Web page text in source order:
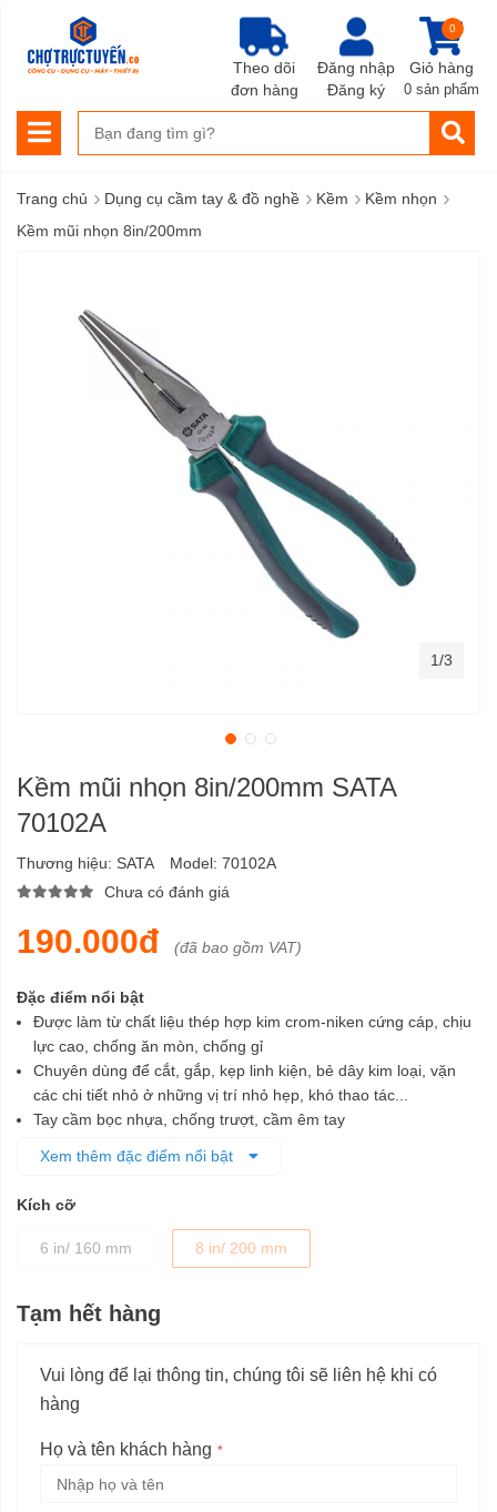
Đăng nhập
Đăng ký
Giỏ hàng
0
0 sản phẩm
Theo dõi
đơn hàng
Trang chủ › Dụng cụ cầm tay & đồ nghề › Kềm › Kềm nhọn ›
Kềm mũi nhọn 8in/200mm
Kềm mũi nhọn 8in/200mm SATA
70102A
Thương hiệu: SATA Model: 70102A
Chưa có đánh giá
190.000đ (đã bao gồm VAT)
Đặc điểm nổi bật
Được làm từ chất liệu thép hợp kim crom-niken cứng cáp, chịu
lực cao, chống ăn mòn, chống gỉ
Chuyên dùng để cắt, gắp, kẹp linh kiện, bẻ dây kim loại, vặn
các chi tiết nhỏ ở những vị trí nhỏ hẹp, khó thao tác...
Tay cầm bọc nhựa, chống trượt, cầm êm tay
Đầu kềm sắc bén, giúp cắt-kẹp-gắp dễ dàng
Xem thêm đặc điểm nổi bật
Kích cỡ
6 in/ 160 mm 8 in/ 200 mm
Tạm hết hàng
Vui lòng để lại thông tin, chúng tôi sẽ liên hệ khi có
hàng
Họ và tên khách hàng
1/3